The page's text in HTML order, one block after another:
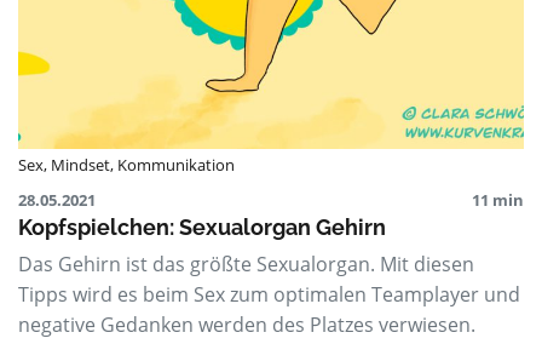
Sex, Mindset, Kommunikation
28.05.2021
11 min
Kopfspielchen: Sexualorgan Gehirn
Das Gehirn ist das größte Sexualorgan. Mit diesen
Tipps wird es beim Sex zum optimalen Teamplayer und
negative Gedanken werden des Platzes verwiesen.